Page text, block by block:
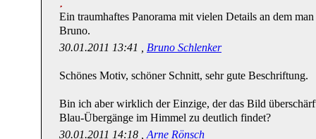
Ein traumhaftes Panorama mit vielen Details an dem
Bruno.
30.01.2011 13:41 , Bruno Schlenker
Schönes Motiv, schöner Schnitt, sehr gute Beschriftung.
Bin ich aber wirklich der Einzige, der das Bild
Blau-Übergänge im Himmel zu deutlich findet?
30.01.2011 14:18 , Arne Rönsch